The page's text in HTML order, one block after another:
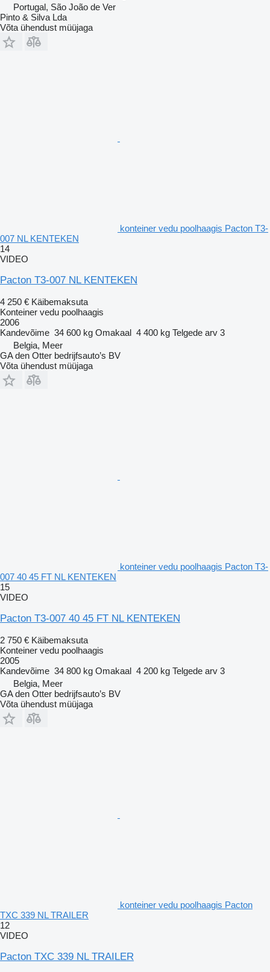
Portugal, São João de Ver
Pinto & Silva Lda
Võta ühendust müüjaga
konteiner vedu poolhaagis Pacton T3-
007 NL KENTEKEN
14
VIDEO
Pacton T3-007 NL KENTEKEN
4 250 € Käibemaksuta
Konteiner vedu poolhaagis
2006
Kandevõime 34 600 kg Omakaal 4 400 kg Telgede arv 3
Belgia, Meer
GA den Otter bedrijfsauto’s BV
Võta ühendust müüjaga
konteiner vedu poolhaagis Pacton T3-
007 40 45 FT NL KENTEKEN
15
VIDEO
Pacton T3-007 40 45 FT NL KENTEKEN
2 750 € Käibemaksuta
Konteiner vedu poolhaagis
2005
Kandevõime 34 800 kg Omakaal 4 200 kg Telgede arv 3
Belgia, Meer
GA den Otter bedrijfsauto’s BV
Võta ühendust müüjaga
konteiner vedu poolhaagis Pacton
TXC 339 NL TRAILER
12
VIDEO
Pacton TXC 339 NL TRAILER